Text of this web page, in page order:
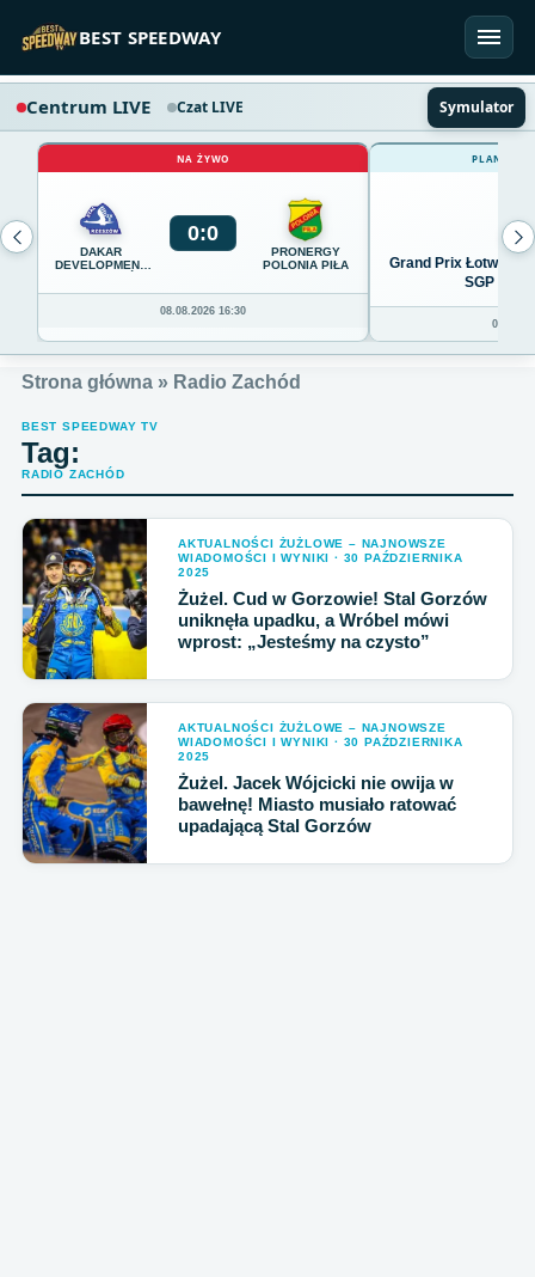
BEST SPEEDWAY
Centrum LIVE Czat LIVE Symulator
NA ŻYWO
DAKAR
DEVELOPMENT
0:0
PRONERGY
POLONIA PIŁA
08.08.2026 16:30
Grand Prix Łotwy w
SGP
Strona główna » Radio Zachód
BEST SPEEDWAY TV
Tag:
RADIO ZACHÓD
AKTUALNOŚCI ŻUŻLOWE – NAJNOWSZE
WIADOMOŚCI I WYNIKI · 30 PAŹDZIERNIKA
2025
Żużel. Cud w Gorzowie! Stal Gorzów
uniknęła upadku, a Wróbel mówi
wprost: „Jesteśmy na czysto”
AKTUALNOŚCI ŻUŻLOWE – NAJNOWSZE
WIADOMOŚCI I WYNIKI · 30 PAŹDZIERNIKA
2025
Żużel. Jacek Wójcicki nie owija w
bawełnę! Miasto musiało ratować
upadającą Stal Gorzów